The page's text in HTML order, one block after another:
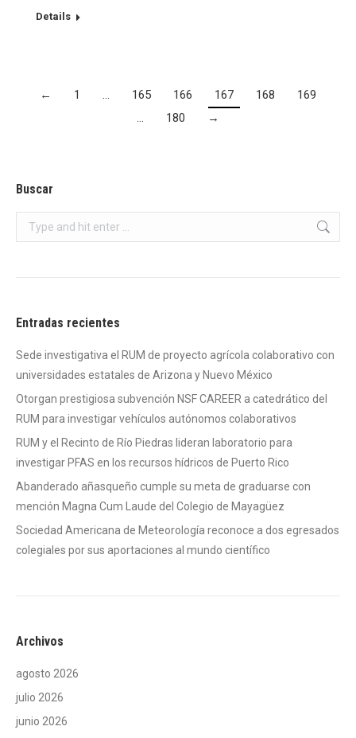
Details
← 1 … 165 166 167 168
169
…
180 →
Buscar
Search:
Entradas recientes
Sede investigativa el RUM de proyecto agrícola colaborativo con
universidades estatales de Arizona y Nuevo México
Otorgan prestigiosa subvención NSF CAREER a catedrático del
RUM para investigar vehículos autónomos colaborativos
RUM y el Recinto de Río Piedras lideran laboratorio para
investigar PFAS en los recursos hídricos de Puerto Rico
Abanderado añasqueño cumple su meta de graduarse con
mención Magna Cum Laude del Colegio de Mayagüez
Sociedad Americana de Meteorología reconoce a dos egresados
colegiales por sus aportaciones al mundo científico
Archivos
agosto 2026
julio 2026
junio 2026